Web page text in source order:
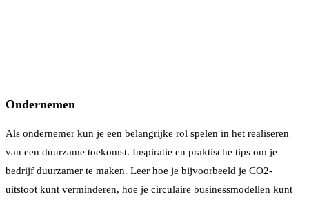
Ondernemen
Als ondernemer kun je een belangrijke rol spelen in het realiseren
van een duurzame toekomst. Inspiratie en praktische tips om je
bedrijf duurzamer te maken. Leer hoe je bijvoorbeeld je CO2-
uitstoot kunt verminderen, hoe je circulaire businessmodellen kunt